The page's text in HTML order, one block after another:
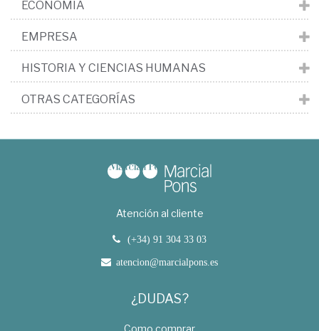
ECONOMÍA
EMPRESA
HISTORIA Y CIENCIAS HUMANAS
OTRAS CATEGORÍAS
Atención al cliente
(+34) 91 304 33 03
atencion@marcialpons.es
¿DUDAS?
Como comprar